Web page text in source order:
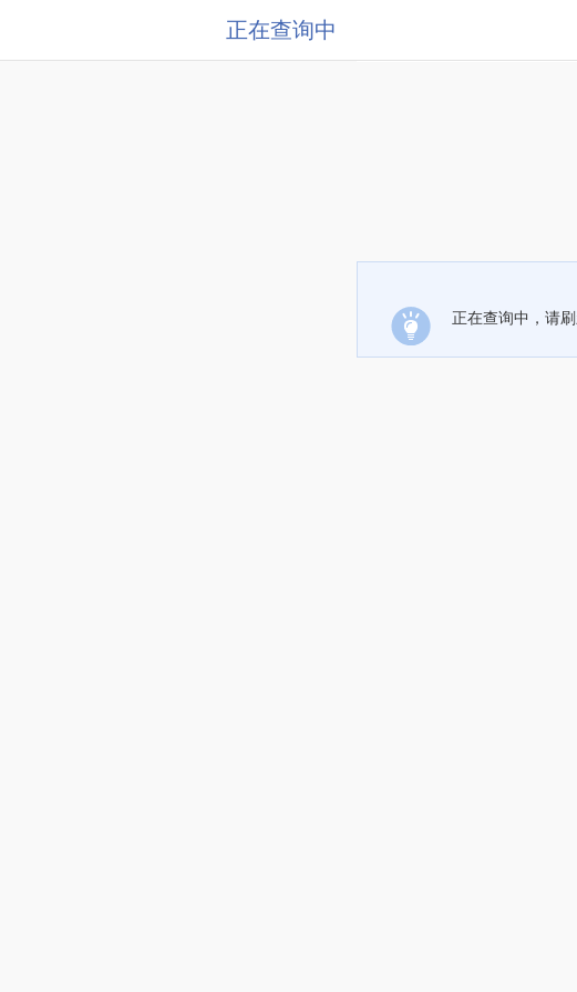
正在查询中
正在查询中，请